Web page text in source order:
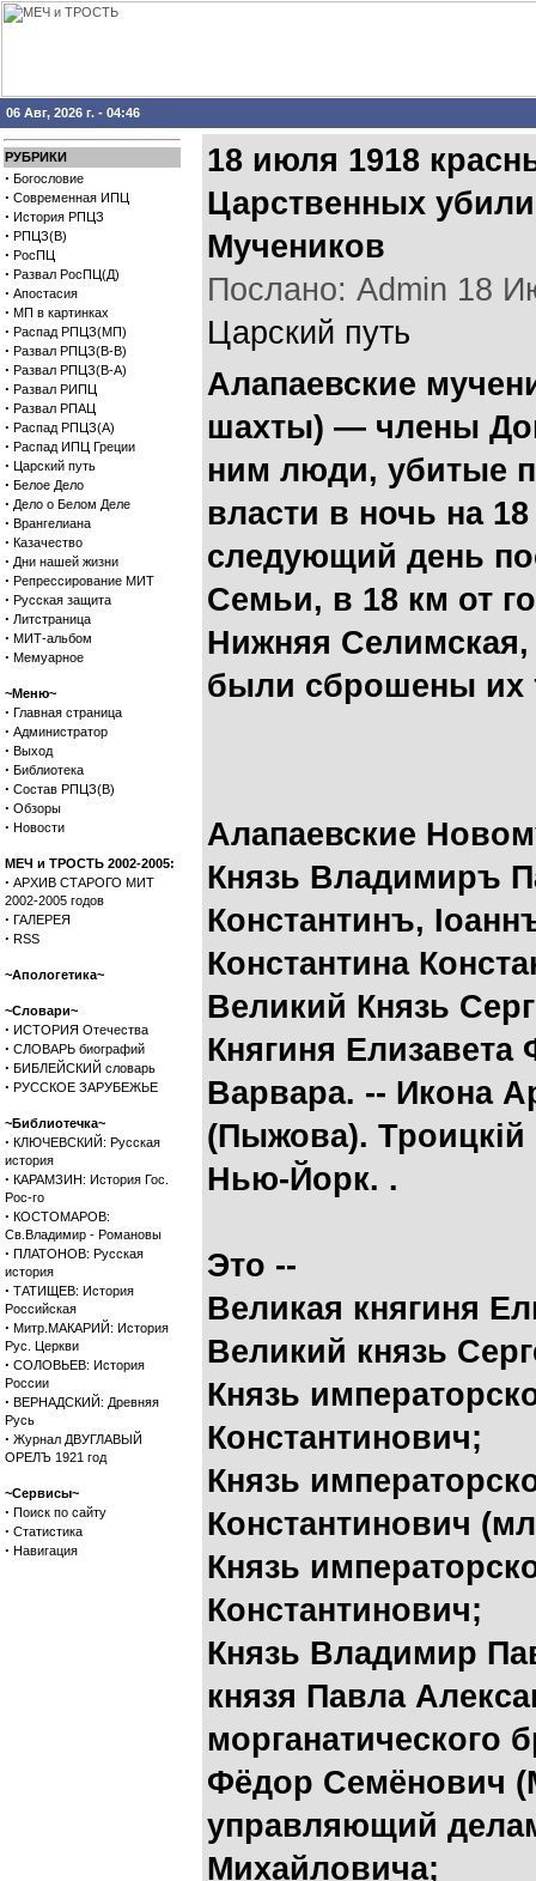
06 Авг, 2026 г. - 04:46
РУБРИКИ
· Богословие
· Современная ИПЦ
· История РПЦЗ
· РПЦЗ(В)
· РосПЦ
· Развал РосПЦ(Д)
· Апостасия
· МП в картинках
· Распад РПЦЗ(МП)
· Развал РПЦЗ(В-В)
· Развал РПЦЗ(В-А)
· Развал РИПЦ
· Развал РПАЦ
· Распад РПЦЗ(А)
· Распад ИПЦ Греции
· Царский путь
· Белое Дело
· Дело о Белом Деле
· Врангелиана
· Казачество
· Дни нашей жизни
· Репрессирование МИТ
· Русская защита
· Литстраница
· МИТ-альбом
· Мемуарное
~Меню~
· Главная страница
· Администратор
· Выход
· Библиотека
· Состав РПЦЗ(В)
· Обзоры
· Новости
МЕЧ и ТРОСТЬ 2002-2005:
· АРХИВ СТАРОГО МИТ
2002-2005 годов
· ГАЛЕРЕЯ
· RSS
~Апологетика~
~Словари~
· ИСТОРИЯ Отечества
· СЛОВАРЬ биографий
· БИБЛЕЙСКИЙ словарь
· РУССКОЕ ЗАРУБЕЖЬЕ
~Библиотечка~
· КЛЮЧЕВСКИЙ: Русская
история
· КАРАМЗИН: История Гос.
Рос-го
· КОСТОМАРОВ:
Св.Владимир - Романовы
· ПЛАТОНОВ: Русская
история
· ТАТИЩЕВ: История
Российская
· Митр.МАКАРИЙ: История
Рус. Церкви
· СОЛОВЬЕВ: История
России
· ВЕРНАДСКИЙ: Древняя
Русь
· Журнал ДВУГЛАВЫЙ
ОРЕЛЪ 1921 год
~Сервисы~
· Поиск по сайту
· Статистика
· Навигация
18 июля 1918
Царственных
Мучеников
Послано: Admin 18
Царский путь
Алапаевские
шахты) — члены
ним люди, убитые
власти в ночь на
следующий день
Семьи, в 18 км от
Нижняя Селимская,
были сброшены их
Алапаевские
Князь Владимиръ
Константинъ,
Константина
Великий Князь
Княгиня
Варвара. -- Икона
(Пыжова).
Нью-Йорк. .
Это --
Великая княгиня
Великий князь
Князь
Константинович;
Князь
Константинович
Князь
Константинович;
Князь Владимир
князя Павла
морганатического
Фёдор Семёнович
управляющий
Михайловича;